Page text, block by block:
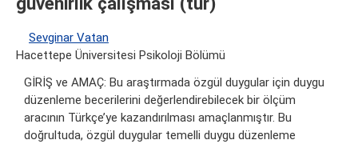
Sevginar Vatan
Hacettepe Üniversitesi Psikoloji Bölümü
GİRİŞ ve AMAÇ: Bu araştırmada özgül duygular için duygu
düzenleme becerilerini değerlendirebilecek bir ölçüm
aracının Türkçe’ye kazandırılması amaçlanmıştır. Bu
doğrultuda, özgül duygular temelli duygu düzenleme